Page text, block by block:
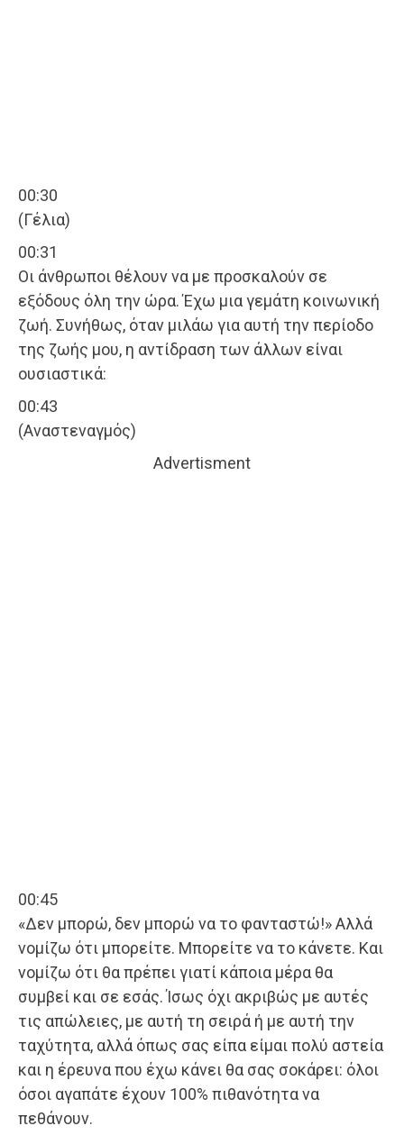
00:30
(Γέλια)
00:31
Οι άνθρωποι θέλουν να με προσκαλούν σε
εξόδους όλη την ώρα. Έχω μια γεμάτη κοινωνική
ζωή. Συνήθως, όταν μιλάω για αυτή την περίοδο
της ζωής μου, η αντίδραση των άλλων είναι
ουσιαστικά:
00:43
(Αναστεναγμός)
Advertisment
00:45
«Δεν μπορώ, δεν μπορώ να το φανταστώ!» Αλλά
νομίζω ότι μπορείτε. Μπορείτε να το κάνετε. Και
νομίζω ότι θα πρέπει γιατί κάποια μέρα θα
συμβεί και σε εσάς. Ίσως όχι ακριβώς με αυτές
τις απώλειες, με αυτή τη σειρά ή με αυτή την
ταχύτητα, αλλά όπως σας είπα είμαι πολύ αστεία
και η έρευνα που έχω κάνει θα σας σοκάρει: όλοι
όσοι αγαπάτε έχουν 100% πιθανότητα να
πεθάνουν.